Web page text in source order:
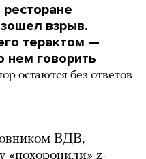
взрыв.
терактом —
нем говорить
остаются без ответов
ВДВ,
«похоронили» z-